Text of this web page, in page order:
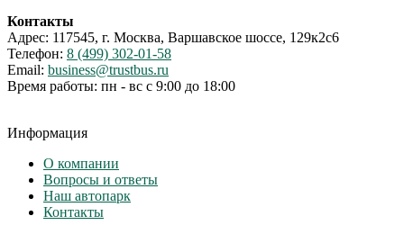
Контакты
Адрес: 117545, г. Москва, Варшавское шоссе, 129к2с6
Телефон: 8 (499) 302-01-58
Email: business@trustbus.ru
Время работы: пн - вс с 9:00 до 18:00
Информация
О компании
Вопросы и ответы
Наш автопарк
Контакты